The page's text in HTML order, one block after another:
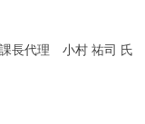
長代理 小村 祐司 氏